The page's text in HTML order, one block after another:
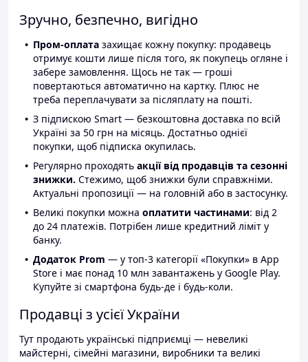
Зручно, безпечно, вигідно
Пром-оплата захищає кожну покупку: продавець
отримує кошти лише після того, як покупець огляне і
забере замовлення. Щось не так — гроші
повертаються автоматично на картку. Плюс не
треба переплачувати за післяплату на пошті.
З підпискою Smart — безкоштовна доставка по всій
Україні за 50 грн на місяць. Достатньо однієї
покупки, щоб підписка окупилась.
Регулярно проходять акції від продавців та сезонні
знижки. Стежимо, щоб знижки були справжніми.
Актуальні пропозиції — на головній або в застосунку.
Великі покупки можна оплатити частинами: від 2
до 24 платежів. Потрібен лише кредитний ліміт у
банку.
Додаток Prom — у топ-3 категорії «Покупки» в App
Store і має понад 10 млн завантажень у Google Play.
Купуйте зі смартфона будь-де і будь-коли.
Продавці з усієї України
Тут продають українські підприємці — невеликі
майстерні, сімейні магазини, виробники та великі